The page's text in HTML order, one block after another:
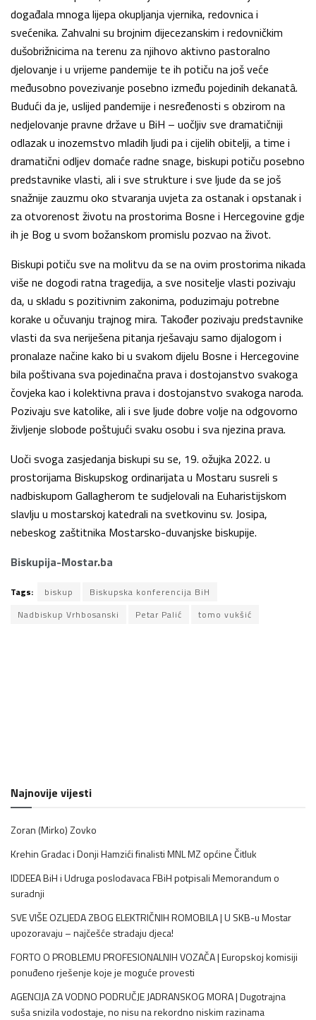
događala mnoga lijepa okupljanja vjernika, redovnica i
svećenika. Zahvalni su brojnim dijecezanskim i redovničkim
dušobrižnicima na terenu za njihovo aktivno pastoralno
djelovanje i u vrijeme pandemije te ih potiču na još veće
međusobno povezivanje posebno između pojedinih dekanatâ.
Budući da je, uslijed pandemije i nesređenosti s obzirom na
nedjelovanje pravne države u BiH – uočljiv sve dramatičniji
odlazak u inozemstvo mladih ljudi pa i cijelih obitelji, a time i
dramatični odljev domaće radne snage, biskupi potiču posebno
predstavnike vlasti, ali i sve strukture i sve ljude da se još
snažnije zauzmu oko stvaranja uvjeta za ostanak i opstanak i
za otvorenost životu na prostorima Bosne i Hercegovine gdje
ih je Bog u svom božanskom promislu pozvao na život.
Biskupi potiču sve na molitvu da se na ovim prostorima nikada
više ne dogodi ratna tragedija, a sve nositelje vlasti pozivaju
da, u skladu s pozitivnim zakonima, poduzimaju potrebne
korake u očuvanju trajnog mira. Također pozivaju predstavnike
vlasti da sva neriješena pitanja rješavaju samo dijalogom i
pronalaze načine kako bi u svakom dijelu Bosne i Hercegovine
bila poštivana sva pojedinačna prava i dostojanstvo svakoga
čovjeka kao i kolektivna prava i dostojanstvo svakoga naroda.
Pozivaju sve katolike, ali i sve ljude dobre volje na odgovorno
življenje slobode poštujući svaku osobu i sva njezina prava.
Uoči svoga zasjedanja biskupi su se, 19. ožujka 2022. u
prostorijama Biskupskog ordinarijata u Mostaru susreli s
nadbiskupom Gallagherom te sudjelovali na Euharistijskom
slavlju u mostarskoj katedrali na svetkovinu sv. Josipa,
nebeskog zaštitnika Mostarsko-duvanjske biskupije.
Biskupija-Mostar.ba
Tags: biskup
Biskupska konferencija BiH
Nadbiskup Vrhbosanski
Petar Palić tomo vukšić
Najnovije vijesti
Zoran (Mirko) Zovko
Krehin Gradac i Donji Hamzići finalisti MNL MZ općine Čitluk
IDDEEA BiH i Udruga poslodavaca FBiH potpisali Memorandum o
suradnji
SVE VIŠE OZLJEDA ZBOG ELEKTRIČNIH ROMOBILA | U SKB-u Mostar
upozoravaju – najčešće stradaju djeca!
FORTO O PROBLEMU PROFESIONALNIH VOZAČA | Europskoj komisiji
ponuđeno rješenje koje je moguće provesti
AGENCIJA ZA VODNO PODRUČJE JADRANSKOG MORA | Dugotrajna
suša snizila vodostaje, no nisu na rekordno niskim razinama